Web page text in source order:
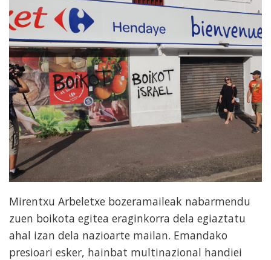
Mirentxu Arbeletxe bozeramaileak nabarmendu
zuen boikota egitea eraginkorra dela egiaztatu
ahal izan dela nazioarte mailan. Emandako
presioari esker, hainbat multinazional handiei